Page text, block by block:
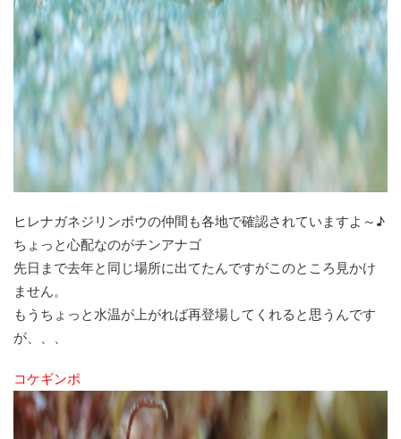
ヒレナガネジリンボウの仲間も各地で確認されていますよ～♪
ちょっと心配なのがチンアナゴ
先日まで去年と同じ場所に出てたんですがこのところ見かけ
ません。
もうちょっと水温が上がれば再登場してくれると思うんです
が、、、
コケギンポ